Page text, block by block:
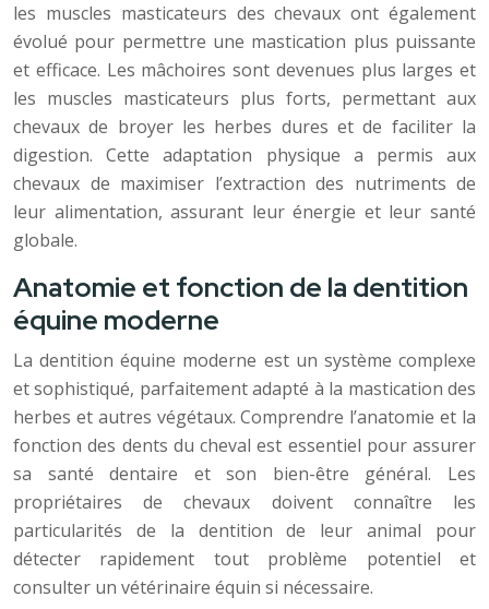
les muscles masticateurs des chevaux ont également
évolué pour permettre une mastication plus puissante
et efficace. Les mâchoires sont devenues plus larges et
les muscles masticateurs plus forts, permettant aux
chevaux de broyer les herbes dures et de faciliter la
digestion. Cette adaptation physique a permis aux
chevaux de maximiser l’extraction des nutriments de
leur alimentation, assurant leur énergie et leur santé
globale.
Anatomie et fonction de la dentition
équine moderne
La dentition équine moderne est un système complexe
et sophistiqué, parfaitement adapté à la mastication des
herbes et autres végétaux. Comprendre l’anatomie et la
fonction des dents du cheval est essentiel pour assurer
sa santé dentaire et son bien-être général. Les
propriétaires de chevaux doivent connaître les
particularités de la dentition de leur animal pour
détecter rapidement tout problème potentiel et
consulter un vétérinaire équin si nécessaire.